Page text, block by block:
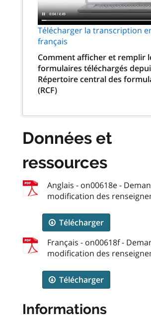
Télécharger la transcription
français
Comment afficher et remplir
formulaires téléchargés
Répertoire central des
(RCF)
Données et
ressources
Anglais - on00618e -
modification des
Télécharger
Français - on00618f -
modification des
Télécharger
Informations